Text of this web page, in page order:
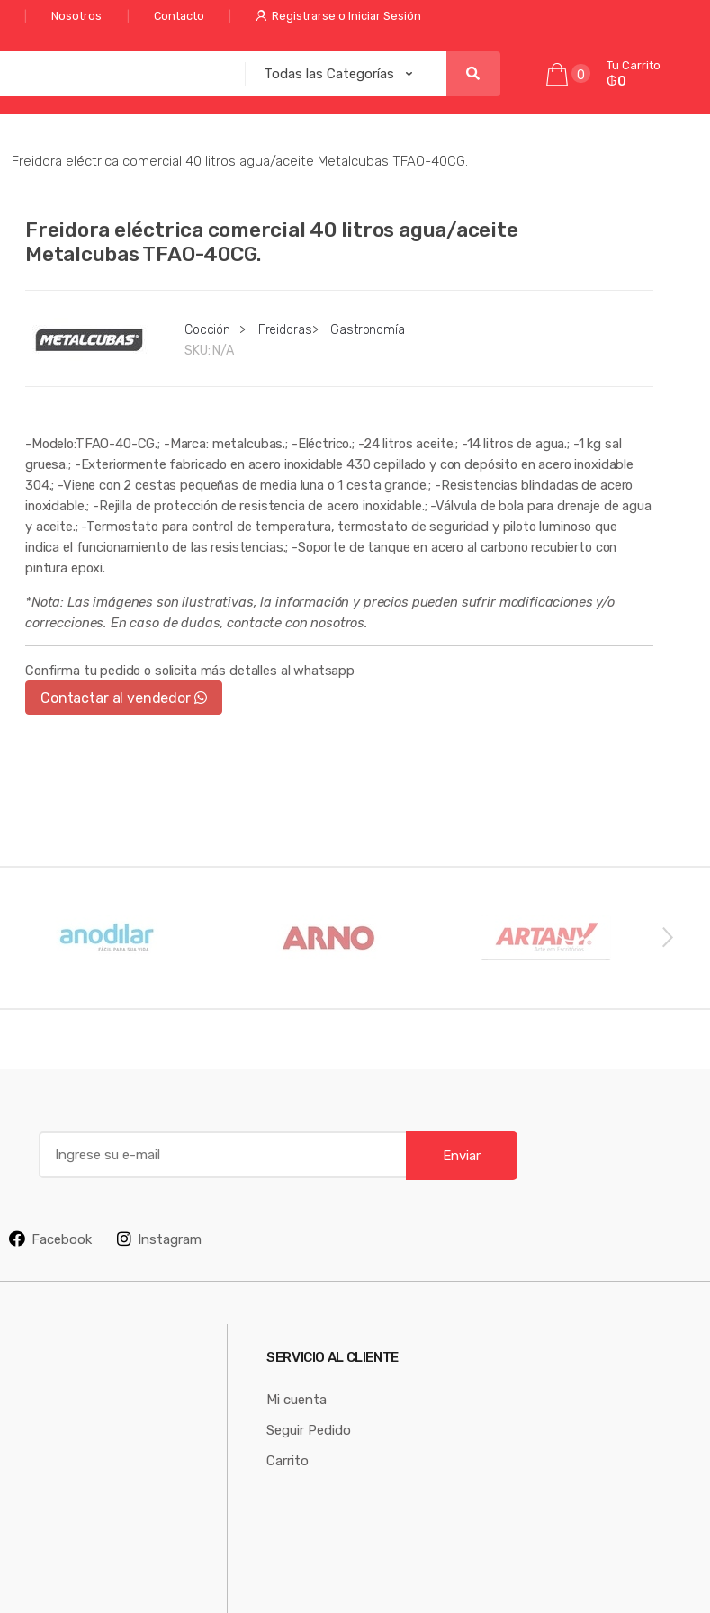
Nosotros Contacto Registrarse o Iniciar Sesión
0
Tu Carrito
₲0
Freidora eléctrica comercial 40 litros agua/aceite Metalcubas TFAO-40CG.
Freidora eléctrica comercial 40 litros agua/aceite
Metalcubas TFAO-40CG.
Cocción > Freidoras>
Gastronomía
SKU: N/A
-Modelo:TFAO-40-CG.; -Marca: metalcubas.; -Eléctrico.; -24 litros aceite.; -14 litros de agua.; -1 kg sal
gruesa.; -Exteriormente fabricado en acero inoxidable 430 cepillado y con depósito en acero inoxidable
304.; -Viene con 2 cestas pequeñas de media luna o 1 cesta grande.; -Resistencias blindadas de acero
inoxidable.; -Rejilla de protección de resistencia de acero inoxidable.; -Válvula de bola para drenaje de agua
y aceite.; -Termostato para control de temperatura, termostato de seguridad y piloto luminoso que
indica el funcionamiento de las resistencias.; -Soporte de tanque en acero al carbono recubierto con
pintura epoxi.
*Nota: Las imágenes son ilustrativas, la información y precios pueden sufrir modificaciones y/o
correcciones. En caso de dudas, contacte con nosotros.
Confirma tu pedido o solicita más detalles al whatsapp
Contactar al vendedor
Enviar
Facebook Instagram
SERVICIO AL CLIENTE
Mi cuenta
Seguir Pedido
Carrito